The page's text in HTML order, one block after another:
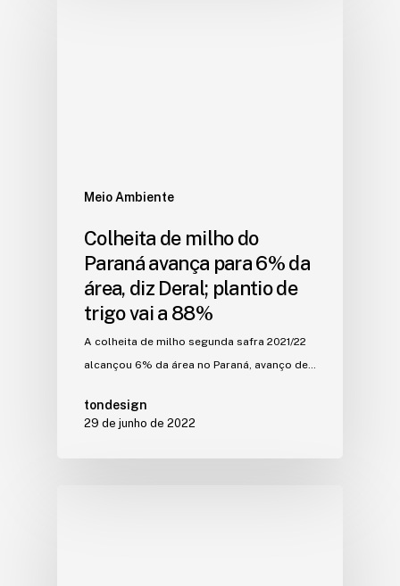
Meio Ambiente
Colheita de milho do
Paraná avança para 6% da
área, diz Deral; plantio de
trigo vai a 88%
A colheita de milho segunda safra 2021/22
alcançou 6% da área no Paraná, avanço de…
tondesign
29 de junho de 2022